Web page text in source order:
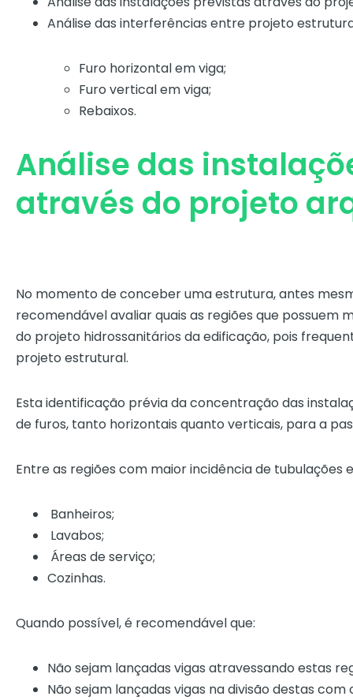
Análise das interferências entre projeto
Furo horizontal em viga;
Furo vertical em viga;
Rebaixos.
Análise das
através do projeto
No momento de conceber uma estrutura, antes
recomendável avaliar quais as regiões que
do projeto hidrossanitários da edificação, pois
projeto estrutural.
Esta identificação prévia da concentração das
de furos, tanto horizontais quanto verticais, para a
Entre as regiões com maior incidência de
Banheiros;
Lavabos;
Áreas de serviço;
Cozinhas.
Quando possível, é recomendável que:
Não sejam lançadas vigas atravessando estas
Não sejam lançadas vigas na divisão destas